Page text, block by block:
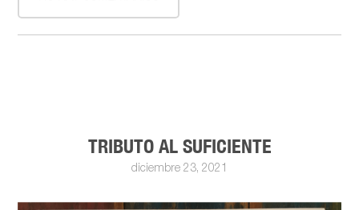
TRIBUTO AL SUFICIENTE
diciembre 23, 2021